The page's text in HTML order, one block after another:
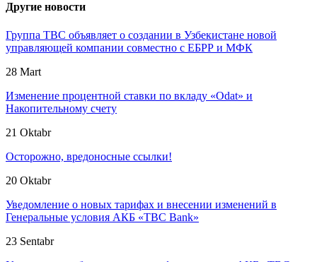
Другие новости
Группа TBC объявляет о создании в Узбекистане новой
управляющей компании совместно с ЕБРР и МФК
28 Mart
Изменение процентной ставки по вкладу «Odat» и
Накопительному счету
21 Oktabr
Осторожно, вредоносные ссылки!
20 Oktabr
Уведомление о новых тарифах и внесении изменений в
Генеральные условия АКБ «TBC Bank»
23 Sentabr